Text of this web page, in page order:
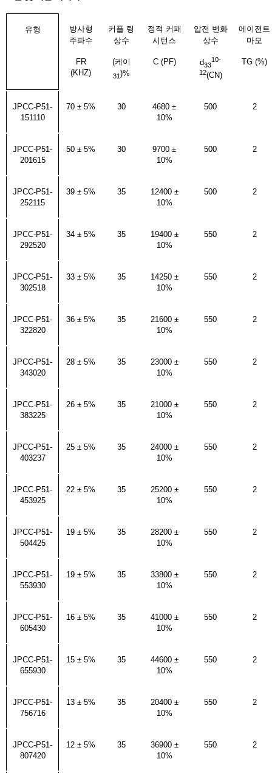
유형
방사형
주파수
FR
(KHZ)
커플 링
상수
(케이
31)%
정적 커패
시턴스
C (PF)
압전 변화
상수
d33
10-
12(CN)
에이전트
마모
TG (%)
JPCC-P51-
151110
70 ± 5% 30
4680 ±
10%
500 2
JPCC-P51-
201615
50 ± 5% 30
9700 ±
10%
500 2
JPCC-P51-
252115
39 ± 5% 35
12400 ±
10%
500 2
JPCC-P51-
292520
34 ± 5% 35
19400 ±
10%
550 2
JPCC-P51-
302518
33 ± 5% 35
14250 ±
10%
550 2
JPCC-P51-
322820
36 ± 5% 35
21600 ±
10%
550 2
JPCC-P51-
343020
28 ± 5% 35
23000 ±
10%
550 2
JPCC-P51-
383225
26 ± 5% 35
21000 ±
10%
550 2
JPCC-P51-
403237
25 ± 5% 35
24000 ±
10%
550 2
JPCC-P51-
453925
22 ± 5% 35
25200 ±
10%
550 2
JPCC-P51-
504425
19 ± 5% 35
28200 ±
10%
550 2
JPCC-P51-
553930
19 ± 5% 35
33800 ±
10%
550 2
JPCC-P51-
605430
16 ± 5% 35
41000 ±
10%
550 2
JPCC-P51-
655930
15 ± 5% 35
44600 ±
10%
550 2
JPCC-P51-
756716
13 ± 5% 35
20400 ±
10%
550 2
JPCC-P51-
807420
12 ± 5% 35
36900 ±
10%
550 2